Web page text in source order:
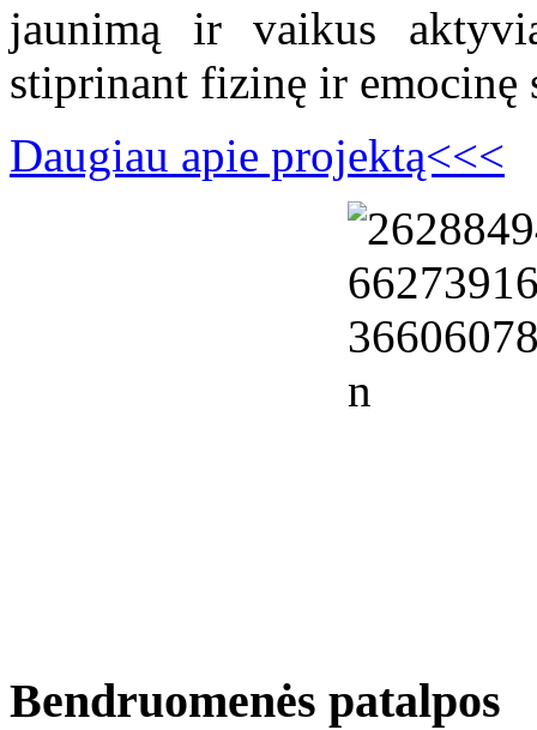
jaunimą ir vaikus
stiprinant fizinę ir emocinę
Daugiau apie projektą<<<
Bendruomenės patalpos